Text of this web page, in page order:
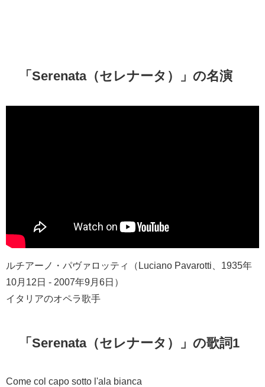
「Serenata（セレナータ）」の名演
ルチアーノ・パヴァロッティ（Luciano Pavarotti、1935年
10月12日 - 2007年9月6日）
イタリアのオペラ歌手
「Serenata（セレナータ）」の歌詞1
Come col capo sotto l'ala bianca